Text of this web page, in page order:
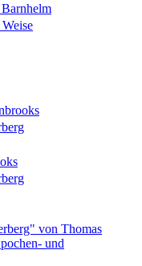
von Thomas
und